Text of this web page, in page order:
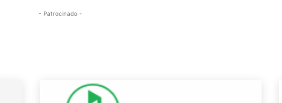
- Patrocinado -